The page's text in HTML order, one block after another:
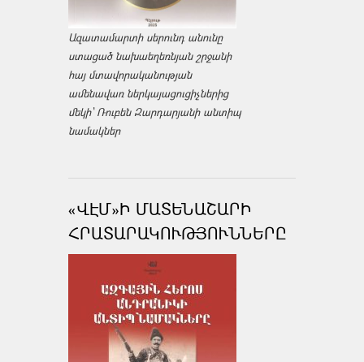
Ազատամարտի սերունդ անունը
ստացած նախաեղեռնյան շրջանի
հայ մտավորականության
ամենավառ ներկայացուցիչներից
մեկի՝ Ռուբեն Զարդարյանի անտիպ
նամակներ
«ՎԷՄ»Ի ՄԱՏԵՆԱՇԱՐԻ
ՀՐԱՏԱՐԱԿՈՒԹՅՈՒՆՆԵՐԸ